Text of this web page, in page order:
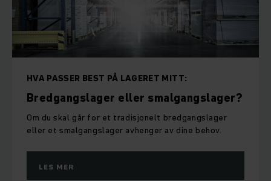
HVA PASSER BEST PÅ LAGERET MITT:
Bredgangslager eller smalgangslager?
Om du skal går for et tradisjonelt bredgangslager
eller et smalgangslager avhenger av dine behov.
LES MER